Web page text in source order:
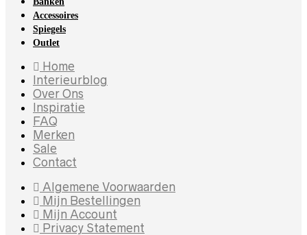
Accessoires
Spiegels
Outlet
Home
Interieurblog
Over Ons
Inspiratie
FAQ
Merken
Sale
Contact
Algemene Voorwaarden
Mijn Bestellingen
Mijn Account
Privacy Statement